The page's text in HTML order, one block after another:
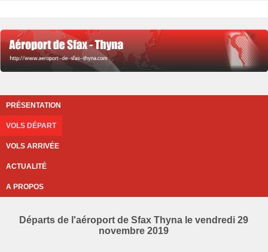
PRÉSENTATION
VOLS DÉPART
VOLS ARRIVÉE
ACTUALITÉ
A PROPOS
Départs de l'aéroport de Sfax Thyna le vendredi 29
novembre 2019